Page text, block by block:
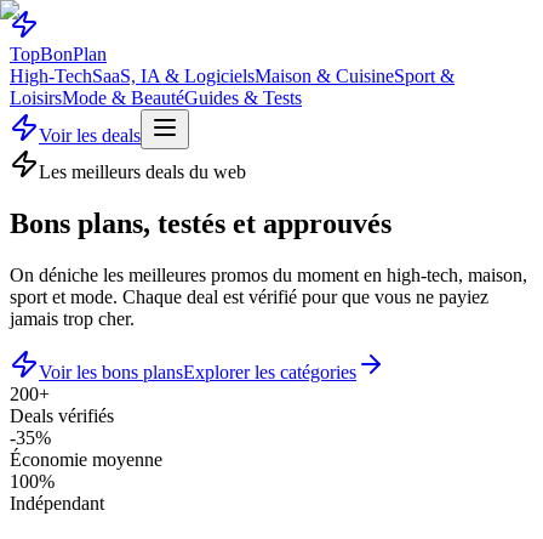
TopBonPlan
High-TechSaaS, IA & LogicielsMaison & CuisineSport &
LoisirsMode & BeautéGuides & Tests
Voir les deals
Les meilleurs deals du web
Bons plans, testés et approuvés
On déniche les meilleures promos du moment en high-tech, maison,
sport et mode. Chaque deal est vérifié pour que vous ne payiez
jamais trop cher.
Voir les bons plansExplorer les catégories
200+
Deals vérifiés
-35%
Économie moyenne
100%
Indépendant